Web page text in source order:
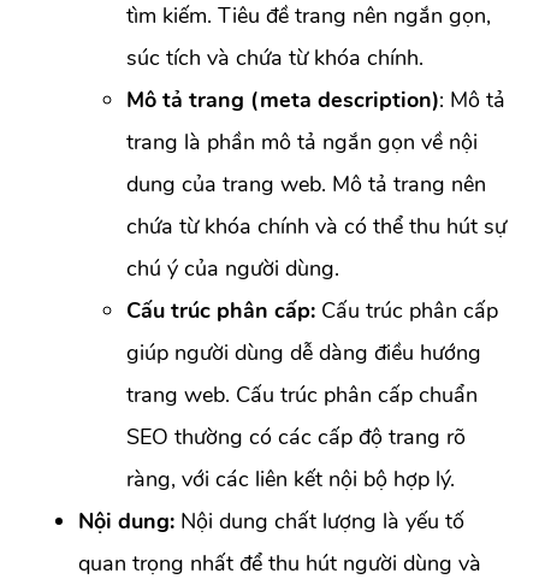
tìm kiếm. Tiêu đề trang nên ngắn gọn,
súc tích và chứa từ khóa chính.
Mô tả trang (meta description): Mô tả
trang là phần mô tả ngắn gọn về nội
dung của trang web. Mô tả trang nên
chứa từ khóa chính và có thể thu hút sự
chú ý của người dùng.
Cấu trúc phân cấp: Cấu trúc phân cấp
giúp người dùng dễ dàng điều hướng
trang web. Cấu trúc phân cấp chuẩn
SEO thường có các cấp độ trang rõ
ràng, với các liên kết nội bộ hợp lý.
Nội dung: Nội dung chất lượng là yếu tố
quan trọng nhất để thu hút người dùng và